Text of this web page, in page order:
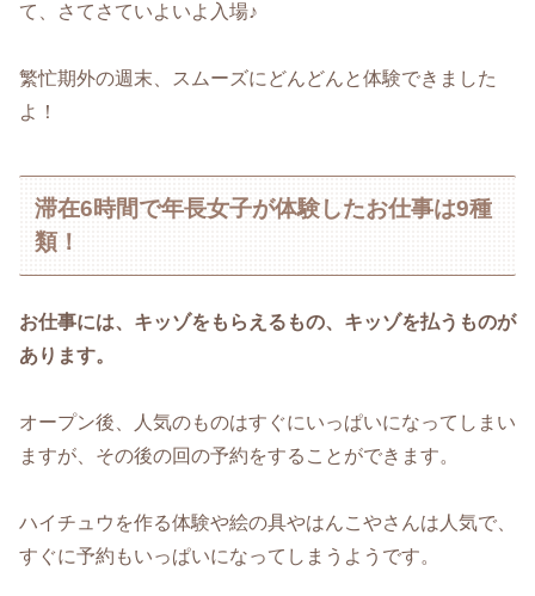
て、さてさていよいよ入場♪
繁忙期外の週末、スムーズにどんどんと体験できました
よ！
滞在6時間で年長女子が体験したお仕事は9種
類！
お仕事には、キッゾをもらえるもの、キッゾを払うものが
あります。
オープン後、人気のものはすぐにいっぱいになってしまい
ますが、その後の回の予約をすることができます。
ハイチュウを作る体験や絵の具やはんこやさんは人気で、
すぐに予約もいっぱいになってしまうようです。